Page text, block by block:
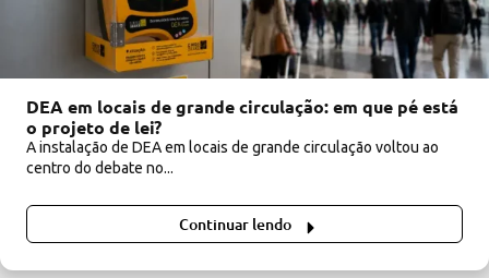
DEA em locais de grande circulação: em que pé está
o projeto de lei?
A instalação de DEA em locais de grande circulação voltou ao
centro do debate no...
Continuar lendo